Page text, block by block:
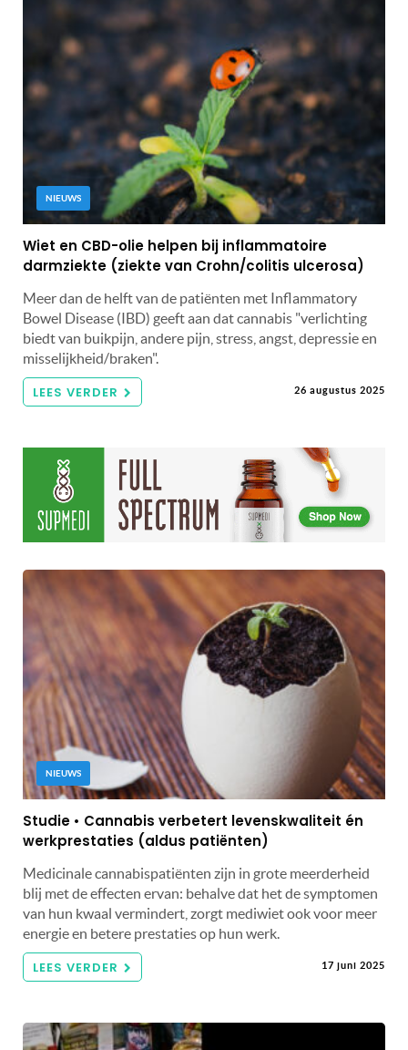
NIEUWS
Wiet en CBD-olie helpen bij inflammatoire
darmziekte (ziekte van Crohn/colitis ulcerosa)
Meer dan de helft van de patiënten met Inflammatory
Bowel Disease (IBD) geeft aan dat cannabis "verlichting
biedt van buikpijn, andere pijn, stress, angst, depressie en
misselijkheid/braken".
LEES VERDER 26 augustus 2025
NIEUWS
Studie • Cannabis verbetert levenskwaliteit én
werkprestaties (aldus patiënten)
Medicinale cannabispatiënten zijn in grote meerderheid
blij met de effecten ervan: behalve dat het de symptomen
van hun kwaal vermindert, zorgt mediwiet ook voor meer
energie en betere prestaties op hun werk.
LEES VERDER 17 juni 2025